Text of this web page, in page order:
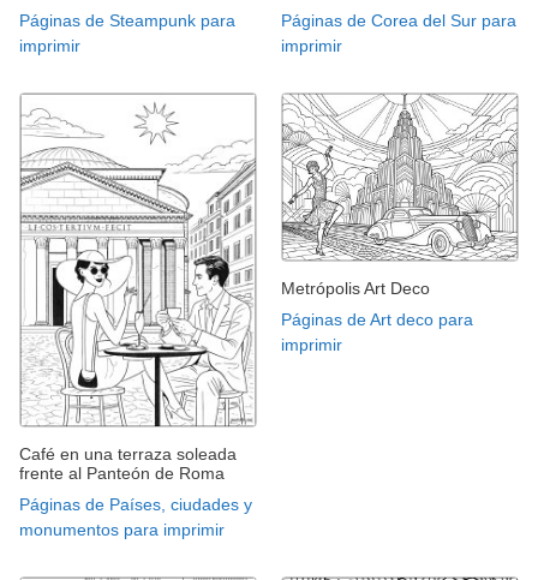
Páginas de Steampunk para
imprimir
Páginas de Corea del Sur para
imprimir
Café en una terraza soleada
frente al Panteón de Roma
Páginas de Países, ciudades y
monumentos para imprimir
Metrópolis Art Deco
Páginas de Art deco para
imprimir